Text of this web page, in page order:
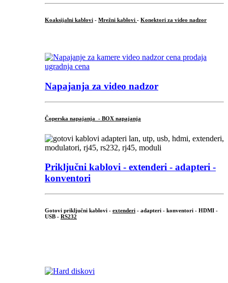
Koaksijalni kablovi - Mrežni kablovi - Konektori za video nadzor
Napajanja za video nadzor
Čoperska napajanja - BOX napajanja
Priključni kablovi - extenderi - adapteri -
konventori
Gotovi priključni kablovi - extenderi - adapteri - konventori - HDMI -
USB - RS232